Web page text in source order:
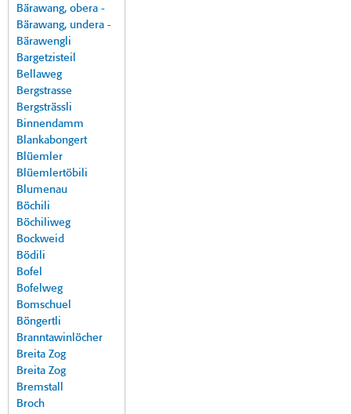
Bärawang, obera -
Bärawang, undera -
Bärawengli
Bargetzisteil
Bellaweg
Bergstrasse
Bergsträssli
Binnendamm
Blankabongert
Blüemler
Blüemlertöbili
Blumenau
Böchili
Böchiliweg
Bockweid
Bödili
Bofel
Bofelweg
Bomschuel
Böngertli
Branntawinlöcher
Breita Zog
Breita Zog
Bremstall
Broch